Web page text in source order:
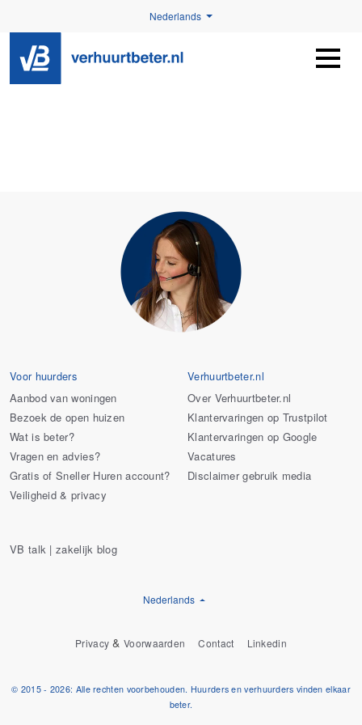
Nederlands
Voor huurders
Aanbod van woningen
Bezoek de open huizen
Wat is beter?
Vragen en advies?
Gratis of Sneller Huren account?
Veiligheid & privacy
Verhuurtbeter.nl
Over Verhuurtbeter.nl
Klantervaringen op Trustpilot
Klantervaringen op Google
Vacatures
Disclaimer gebruik media
VB talk | zakelijk blog
Nederlands
Privacy &Voorwaarden Contact Linkedin
© 2015 - 2026: Alle rechten voorbehouden. Huurders en verhuurders vinden elkaar
beter.